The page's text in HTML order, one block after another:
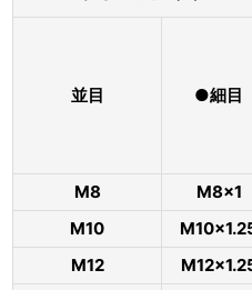
並目 ●細目
M8 M8×1
M10
M12